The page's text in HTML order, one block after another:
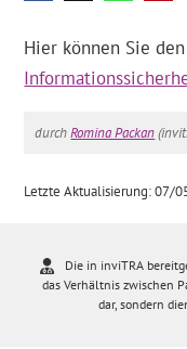
Hier können Sie
durchRomina Packan
Letzte Aktualisierung: 07/
Die in inviTRA
das Verhältnis zwischen
dar, sondern